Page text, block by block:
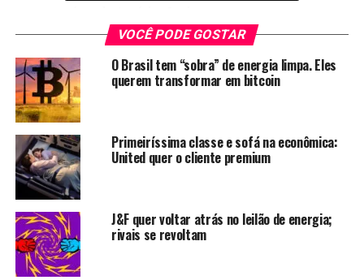
A Hero também tem planos de crescer em outros ramos,
para além do seguro viagem.
A captação de R$ 35 milhões foi liderada pela Headline
XP, a gestora de venture capital de Romero Rodrigues, e
teve a participação da gestora Actyus, ligada ao europeu
Andbank.
A rodada foi majoritariamente primária, mas também
teve um componente secundário para os dois
fundadores, Guilherme Wroclawski e Raphael
Swierczynski.
VOCÊ PODE GOSTAR
O Brasil tem “sobra” de energia limpa. Eles
querem transformar em bitcoin
Primeiríssima classe e sofá na econômica:
United quer o cliente premium
J&F quer voltar atrás no leilão de energia;
rivais se revoltam